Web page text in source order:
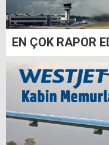
EN ÇOK RAPOR